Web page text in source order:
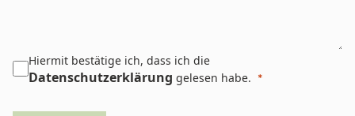
Hiermit bestätige ich, dass ich die
Datenschutzerklärung gelesen habe.